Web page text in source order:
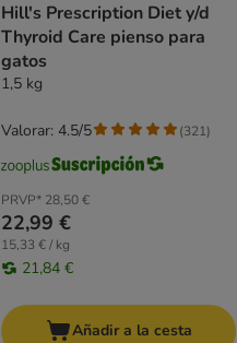
Hill's Prescription Diet y/d
Thyroid Care pienso para
gatos
1,5 kg
PRVP* 28,50 €
22,99 €
15,33 € / kg
21,84 €
Valorar: 4.5/5 (321)
Añadir a la cesta